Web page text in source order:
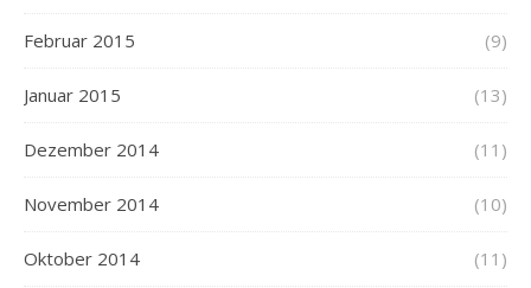
Februar 2015 (9)
Januar 2015 (13)
Dezember 2014 (11)
November 2014 (10)
Oktober 2014 (11)